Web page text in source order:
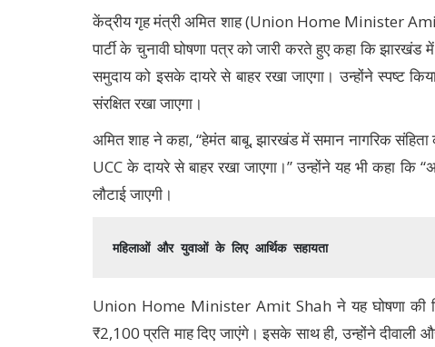
केंद्रीय गृह मंत्री अमित शाह (Union Home Minister Amit
पार्टी के चुनावी घोषणा पत्र को जारी करते हुए कहा कि
समुदाय को इसके दायरे से बाहर रखा जाएगा। उन्होंने स्पष्ट
संरक्षित रखा जाएगा।
अमित शाह ने कहा, “हेमंत बाबू, झारखंड में समान नागरिक
UCC के दायरे से बाहर रखा जाएगा।” उन्होंने यह भी कहा कि
लौटाई जाएगी।
महिलाओं और युवाओं के लिए आर्थिक सहायता
Union Home Minister Amit Shah ने यह घोषणा की कि
₹2,100 प्रति माह दिए जाएंगे। इसके साथ ही, उन्होंने दीवाली